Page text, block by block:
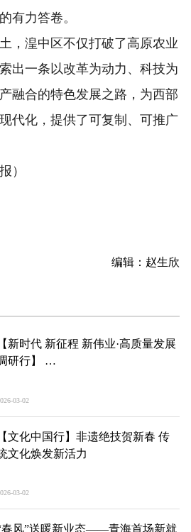
有力答卷。
湟中区不仅打破了高原农业
出一条以改革为动力、科技为
融合的特色发展之路，为西部
代化，提供了可复制、可推广
）
编辑：赵生欣
【新时代 新征程 新伟业·高质量发展
研行】
03-02
【文化中国行】非遗绝技贺新春 传
文化焕发新活力
03-02
春风”送暖新业态——青海首场新就